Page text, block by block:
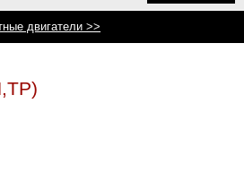
двигатели >>